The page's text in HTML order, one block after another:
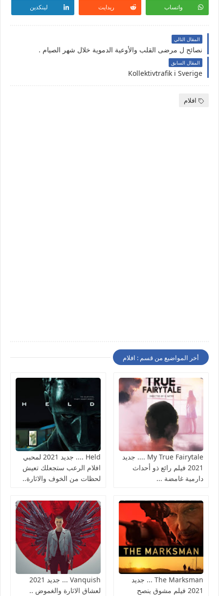
واتساب ريدايت لينكدين
المقال التالي
نصائح ل مرضى القلب والأوعية الدموية خلال شهر الصيام .
المقال السابق
Kollektivtrafik i Sverige
افلام
أخر المواضيع من قسم : افلام
My True Fairytale .... جديد
2021 فيلم رائع ذو أحداث
دارمية غامضة ...
Held .... جديد 2021 لمحبي
افلام الرعب ستجعلك تعيش
لحظات من الخوف والاثارة..
The Marksman ... جديد
2021 فيلم مشوق ينصح
Vanquish ... جديد 2021
لعشاق الاثارة والغموض ..